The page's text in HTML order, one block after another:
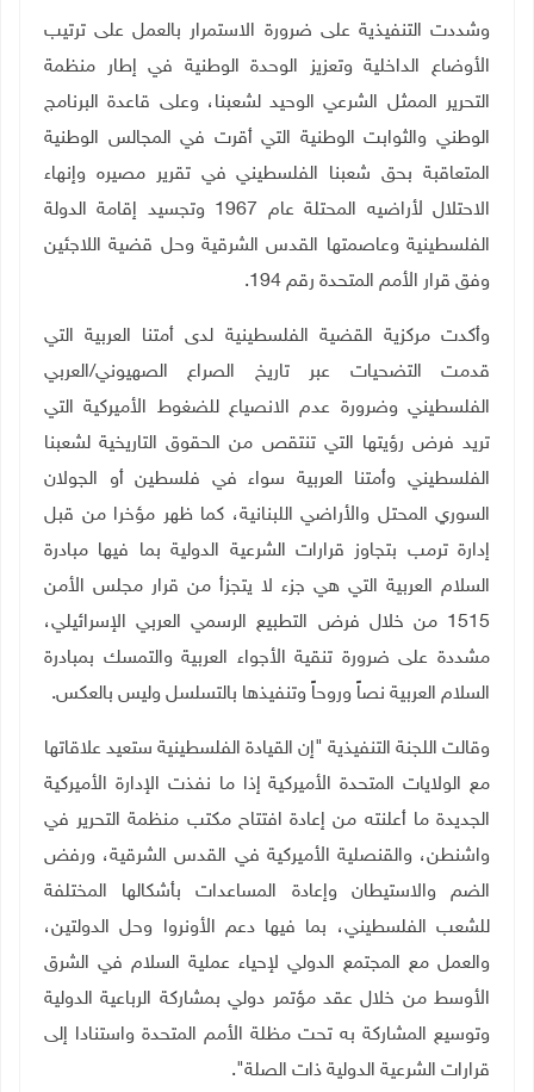
وشددت التنفيذية على ضرورة الاستمرار بالعمل على ترتيب
الأوضاع الداخلية وتعزيز الوحدة الوطنية في إطار منظمة
التحرير الممثل الشرعي الوحيد لشعبنا، وعلى قاعدة البرنامج
الوطني والثوابت الوطنية التي أقرت في المجالس الوطنية
المتعاقبة بحق شعبنا الفلسطيني في تقرير مصيره وإنهاء
الاحتلال لأراضيه المحتلة عام 1967 وتجسيد إقامة الدولة
الفلسطينية وعاصمتها القدس الشرقية وحل قضية اللاجئين
وفق قرار الأمم المتحدة رقم 194.
وأكدت مركزية القضية الفلسطينية لدى أمتنا العربية التي
قدمت التضحيات عبر تاريخ الصراع الصهيوني/العربي
الفلسطيني وضرورة عدم الانصياع للضغوط الأميركية التي
تريد فرض رؤيتها التي تنتقص من الحقوق التاريخية لشعبنا
الفلسطيني وأمتنا العربية سواء في فلسطين أو الجولان
السوري المحتل والأراضي اللبنانية، كما ظهر مؤخرا من قبل
إدارة ترمب بتجاوز قرارات الشرعية الدولية بما فيها مبادرة
السلام العربية التي هي جزء لا يتجزأ من قرار مجلس الأمن
1515 من خلال فرض التطبيع الرسمي العربي الإسرائيلي،
مشددة على ضرورة تنقية الأجواء العربية والتمسك بمبادرة
السلام العربية نصاً وروحاً وتنفيذها بالتسلسل وليس بالعكس.
وقالت اللجنة التنفيذية "إن القيادة الفلسطينية ستعيد علاقاتها
مع الولايات المتحدة الأميركية إذا ما نفذت الإدارة الأميركية
الجديدة ما أعلنته من إعادة افتتاح مكتب منظمة التحرير في
واشنطن، والقنصلية الأميركية في القدس الشرقية، ورفض
الضم والاستيطان وإعادة المساعدات بأشكالها المختلفة
للشعب الفلسطيني، بما فيها دعم الأونروا وحل الدولتين،
والعمل مع المجتمع الدولي لإحياء عملية السلام في الشرق
الأوسط من خلال عقد مؤتمر دولي بمشاركة الرباعية الدولية
وتوسيع المشاركة به تحت مظلة الأمم المتحدة واستنادا إلى
قرارات الشرعية الدولية ذات الصلة".